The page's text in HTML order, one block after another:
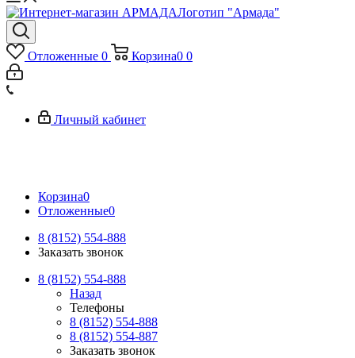
Логотип "Армада"
Отложенные 0 Корзина0 0
Личный кабинет
Корзина0
Отложенные0
8 (8152) 554-888
Заказать звонок
8 (8152) 554-888
Назад
Телефоны
8 (8152) 554-888
8 (8152) 554-887
Заказать звонок